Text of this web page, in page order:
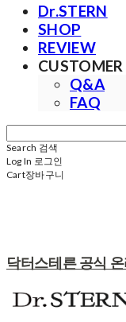
Dr.STERN
SHOP
REVIEW
CUSTOMER
Q&A
FAQ
Search 검색
Log In 로그인
Cart장바구니
닥터스테른 공식